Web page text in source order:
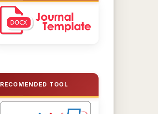
RECOMENDED TOOL